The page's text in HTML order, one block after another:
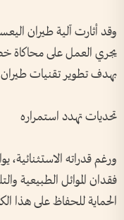
وقد أثارت آلية طيران
يجري العمل على محاكاة
بهدف تطوير تقنيات
تحديات تهدد استمراره
ورغم قدراته
فقدان الموائل الطبيعية
الحماية للحفاظ على هذا